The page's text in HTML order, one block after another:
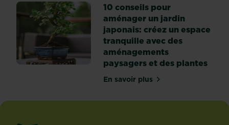
10 conseils pour
aménager un jardin
japonais: créez un espace
tranquille avec des
aménagements
paysagers et des plantes
En savoir plussur 10 conseils pour